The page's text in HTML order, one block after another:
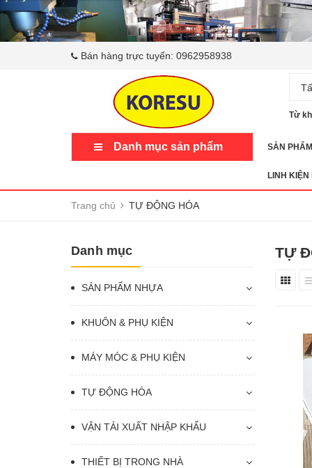
Bán hàng trực tuyến: 0962958938
Từ
Danh mục sản phẩm SẢN
LINH KIỆN
Trang chủ TỰ ĐỘNG HÓA
TỰ
Danh mục
SẢN PHẨM NHỰA
KHUÔN & PHỤ KIỆN
MÁY MÓC & PHỤ KIỆN
TỰ ĐỘNG HÓA
VẬN TẢI XUẤT NHẬP KHẨU
THIẾT BỊ TRONG NHÀ